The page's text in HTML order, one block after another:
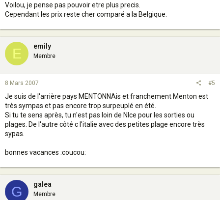
Voilou, je pense pas pouvoir etre plus precis.
Cependant les prix reste cher comparé a la Belgique.
E emily
Membre
8 Mars 2007 #5
Je suis de l'arrière pays MENTONNAis et franchement Menton est
très sympas et pas encore trop surpeuplé en été.
Si tu te sens après, tu n'est pas loin de NIce pour les sorties ou
plages. De l'autre côté c l'italie avec des petites plage encore très
sypas.
bonnes vacances :coucou:
G galea
Membre